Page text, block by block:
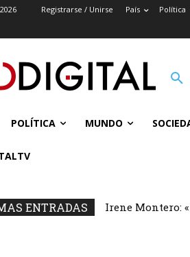
Registrarse / Unirse País Política
POLÍTICA MUNDO
ENTRADAS Irene Montero: